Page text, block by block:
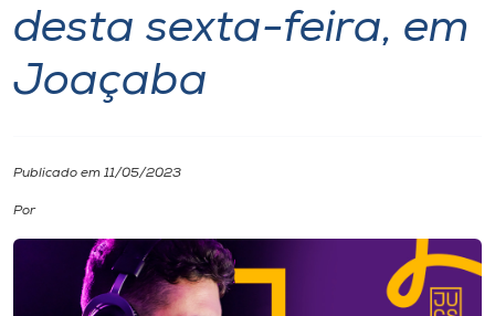
Portal de Ensino
Internacionalização
desta sexta-feira, em
Joaçaba
Publicado em 11/05/2023
Por